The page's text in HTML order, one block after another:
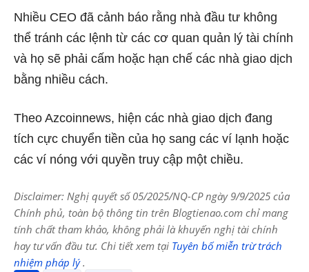
Nhiều CEO đã cảnh báo rằng nhà đầu tư không
thể tránh các lệnh từ các cơ quan quản lý tài chính
và họ sẽ phải cấm hoặc hạn chế các nhà giao dịch
bằng nhiều cách.
Theo Azcoinnews, hiện các nhà giao dịch đang
tích cực chuyển tiền của họ sang các ví lạnh hoặc
các ví nóng với quyền truy cập một chiều.
Disclaimer: Nghị quyết số 05/2025/NQ-CP ngày 9/9/2025 của
Chính phủ, toàn bộ thông tin trên Blogtienao.com chỉ mang
tính chất tham khảo, không phải là khuyến nghị tài chính
hay tư vấn đầu tư. Chi tiết xem tại Tuyên bố miễn trừ trách
nhiệm pháp lý.